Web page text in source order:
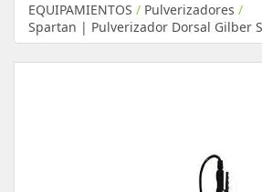
EQUIPAMIENTOS / Pulverizadores /
Spartan | Pulverizador Dorsal Gilber